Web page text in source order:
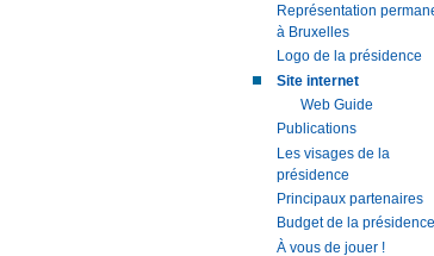
Représentation
à Bruxelles
Logo de la présidence
Site internet
Web Guide
Publications
Les visages de la
présidence
Principaux partenaires
Budget de la présidence
À vous de jouer !